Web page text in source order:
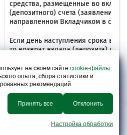
средства, размещенные во вклад
(депозитного) счета (заявлении
направленном Вкладчиком в
Если день наступления срока
то возврат вклада (депозита)
До дня наступления срока
часть вклада (депозита) по
(депозита).
слово «взнос» в
Вклады Эквайринг
на своем сайте cookie-файлы
опыта, сбора статистики и
рекомендаций.
Принять все Отклонить
Настройка обработки